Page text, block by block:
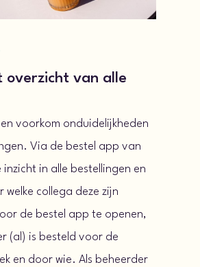
overzicht van alle
en voorkom onduidelijkheden
Via de bestel app van
inzicht in alle bestellingen en
welke collega deze zijn
de bestel app te openen,
(al) is besteld voor de
en door wie. Als beheerder